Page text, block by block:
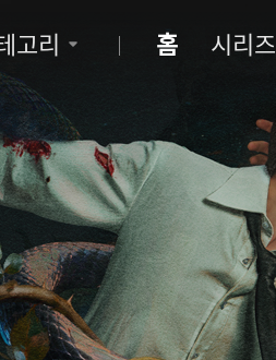
고리 홈 시리즈